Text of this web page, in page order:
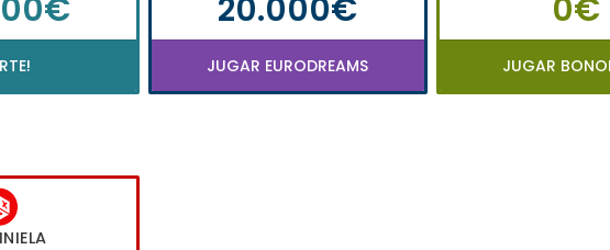
20.000€
JUGAR EURODREAMS
0€
JUGAR